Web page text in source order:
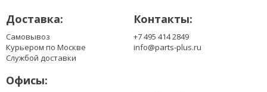
Доставка:
Самовывоз
Курьером по Москве
Службой доставки
Контакты:
+7 495 414 2849
info@parts-plus.ru
Офисы: